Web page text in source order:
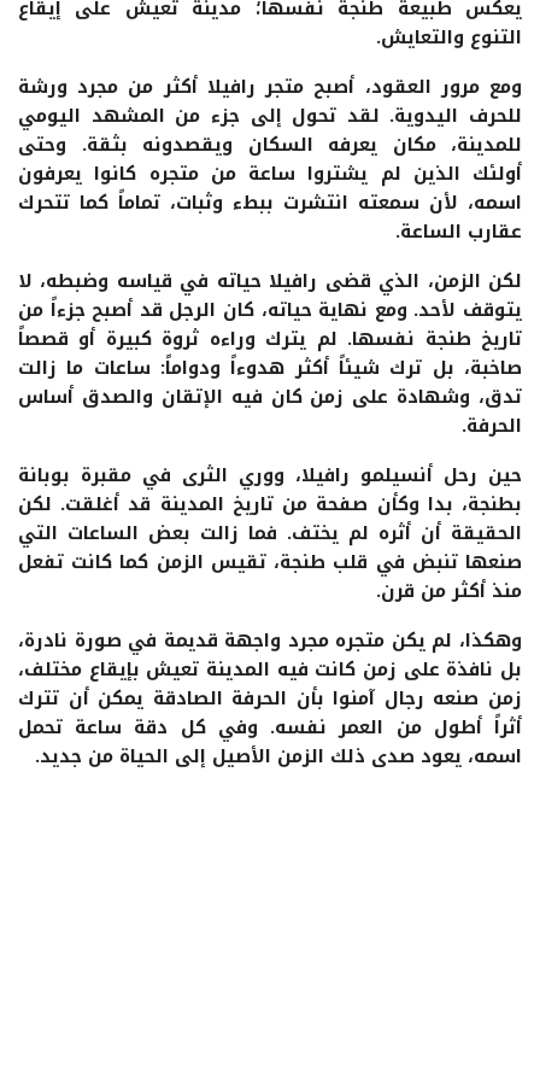
يعكس طبيعة طنجة نفسها؛ مدينة تعيش على إيقاع
التنوع والتعايش.
ومع مرور العقود، أصبح متجر رافيلا أكثر من مجرد ورشة
للحرف اليدوية. لقد تحول إلى جزء من المشهد اليومي
للمدينة، مكان يعرفه السكان ويقصدونه بثقة. وحتى
أولئك الذين لم يشتروا ساعة من متجره كانوا يعرفون
اسمه، لأن سمعته انتشرت ببطء وثبات، تماماً كما تتحرك
عقارب الساعة.
لكن الزمن، الذي قضى رافيلا حياته في قياسه وضبطه، لا
يتوقف لأحد. ومع نهاية حياته، كان الرجل قد أصبح جزءاً من
تاريخ طنجة نفسها. لم يترك وراءه ثروة كبيرة أو قصصاً
صاخبة، بل ترك شيئاً أكثر هدوءاً ودواماً: ساعات ما زالت
تدق، وشهادة على زمن كان فيه الإتقان والصدق أساس
الحرفة.
حين رحل أنسيلمو رافيلا، ووري الثرى في مقبرة بوبانة
بطنجة، بدا وكأن صفحة من تاريخ المدينة قد أغلقت. لكن
الحقيقة أن أثره لم يختف. فما زالت بعض الساعات التي
صنعها تنبض في قلب طنجة، تقيس الزمن كما كانت تفعل
منذ أكثر من قرن.
وهكذا، لم يكن متجره مجرد واجهة قديمة في صورة نادرة،
بل نافذة على زمن كانت فيه المدينة تعيش بإيقاع مختلف،
زمن صنعه رجال آمنوا بأن الحرفة الصادقة يمكن أن تترك
أثراً أطول من العمر نفسه. وفي كل دقة ساعة تحمل
اسمه، يعود صدى ذلك الزمن الأصيل إلى الحياة من جديد.